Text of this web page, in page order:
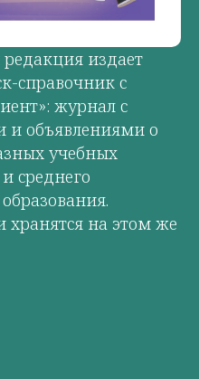
издает
справочник с
журнал с
и объявлениями о
учебных
среднего
хранятся на этом же